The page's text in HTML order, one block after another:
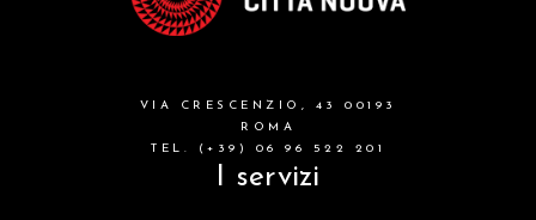
VIA CRESCENZIO, 43 00193
ROMA
TEL. (+39) 06 96 522 201
I servizi